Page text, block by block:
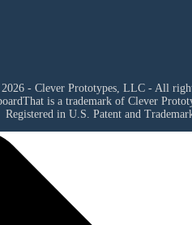
- Clever Prototypes, LLC - All
is a trademark of Clever
Registered in U.S. Patent and